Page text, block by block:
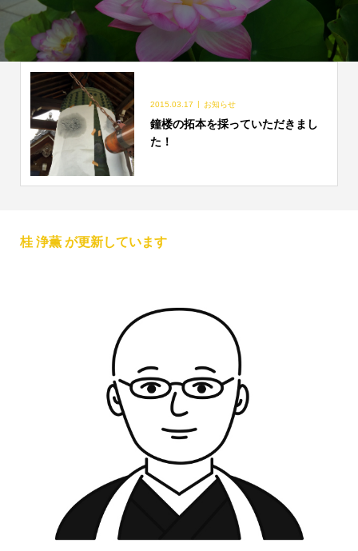
2015.03.17 お知らせ
鐘楼の拓本を採っていただきまし
た！
桂 浄薫 が更新しています